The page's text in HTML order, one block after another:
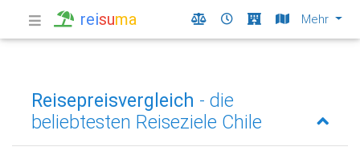
reisuma Mehr
Reisepreisvergleich - die
beliebtesten Reiseziele Chile